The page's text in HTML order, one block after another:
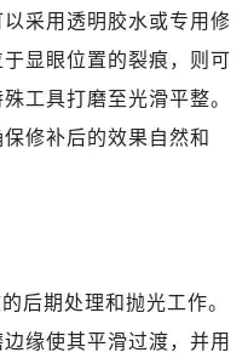
采用透明胶水或专用修
显眼位置的裂痕，则可
工具打磨至光滑平整。
修补后的效果自然和
后期处理和抛光工作。
缘使其平滑过渡，并用